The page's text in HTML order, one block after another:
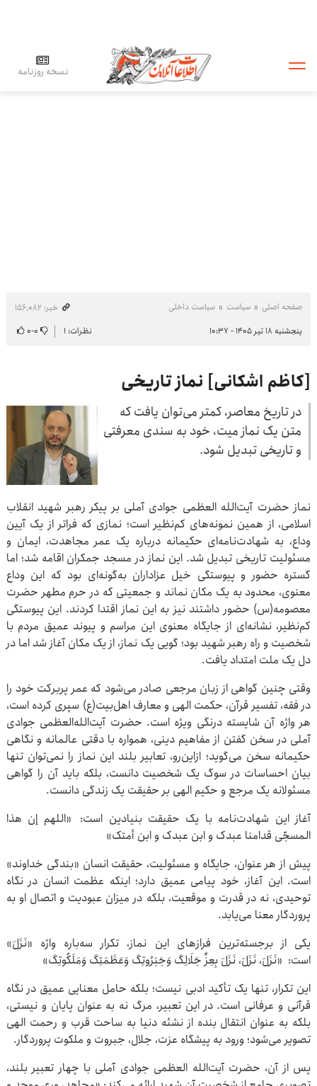
نسخه روزنامه
صفحه اصلی سیاست سیاست داخلی
خبر: ۱۵۶٬۰۸۲
پنجشنبه ۱۸ تیر ۱۴۰۵ - ۱۰:۳۷
نظرات: ۱ ۰-۰
[کاظم اشکانی] نماز تاریخی
در تاریخ معاصر، کمتر می‌توان یافت که
متن یک نماز میت، خود به سندی معرفتی
و تاریخی تبدیل شود.
نماز حضرت آیت‌الله العظمی جوادی آملی بر پیکر رهبر شهید انقلاب
اسلامی، از همین نمونه‌های کم‌نظیر است؛ نمازی که فراتر از یک آیین
وداع، به شهادت‌نامه‌ای حکیمانه درباره یک عمر مجاهدت، ایمان و
مسئولیت تاریخی تبدیل شد. این نماز در مسجد جمکران اقامه شد؛ اما
گستره حضور و پیوستگی خیل عزاداران به‌گونه‌ای بود که این وداع
معنوی، محدود به یک مکان نماند و جمعیتی که در حرم مطهر حضرت
معصومه(س) حضور داشتند نیز به این نماز اقتدا کردند. این پیوستگی
کم‌نظیر، نشانه‌ای از جایگاه معنوی این مراسم و پیوند عمیق مردم با
شخصیت و راه رهبر شهید بود؛ گویی یک نماز، از یک مکان آغاز شد اما در
دل یک ملت امتداد یافت.
وقتی چنین گواهی از زبان مرجعی صادر می‌شود که عمر پربرکت خود را
در فقه، تفسیر قرآن، حکمت الهی و معارف اهل‌بیت(ع) سپری کرده است،
هر واژه آن شایسته درنگی ویژه است. حضرت آیت‌الله‌العظمی جوادی
آملی در سخن گفتن از مفاهیم دینی، همواره با دقتی عالمانه و نگاهی
حکیمانه سخن می‌گوید؛ ازاین‌رو، تعابیر بلند این نماز را نمی‌توان تنها
بیان احساسات در سوگ یک شخصیت دانست، بلکه باید آن را گواهی
مسئولانه یک مرجع و حکیم الهی بر حقیقت یک زندگی دانست.
آغاز این شهادت‌نامه با یک حقیقت بنیادین است: «اللهم إن هذا
المسجّی قدامنا عبدک و ابن عبدک و ابن أمتک»
پیش از هر عنوان، جایگاه و مسئولیت، حقیقت انسان «بندگی خداوند»
است. این آغاز، خود پیامی عمیق دارد؛ اینکه عظمت انسان در نگاه
توحیدی، نه در قدرت و موقعیت، بلکه در میزان عبودیت و اتصال او به
پروردگار معنا می‌یابد.
یکی از برجسته‌ترین فرازهای این نماز، تکرار سه‌باره واژه «نَزَلَ»
است: «نَزَلَ، نَزَلَ، نَزَلَ بِعِزِّ جَلَالِکَ وَجَبَرُوتِکَ وَعَظَمَتِکَ وَمَلَکُوتِکَ»
این تکرار، تنها یک تأکید ادبی نیست؛ بلکه حامل معنایی عمیق در نگاه
قرآنی و عرفانی است. در این تعبیر، مرگ نه به عنوان پایان و نیستی،
بلکه به عنوان انتقال بنده از نشئه دنیا به ساحت قرب و رحمت الهی
تصویر می‌شود؛ ورود به پیشگاه عزت، جلال، جبروت و ملکوت پروردگار.
پس از آن، حضرت آیت‌الله العظمی جوادی آملی با چهار تعبیر بلند،